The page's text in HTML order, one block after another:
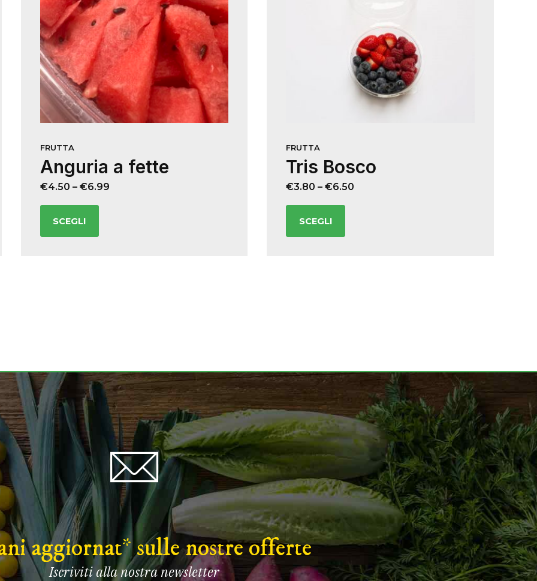
FRUTTA
Anguria a fette
€4.50 – €6.99
SCEGLI
FRUTTA
Tris Bosco
€3.80 –€6.50
SCEGLI
aggiornat* sulle nostre offerte
Iscriviti alla nostra newsletter